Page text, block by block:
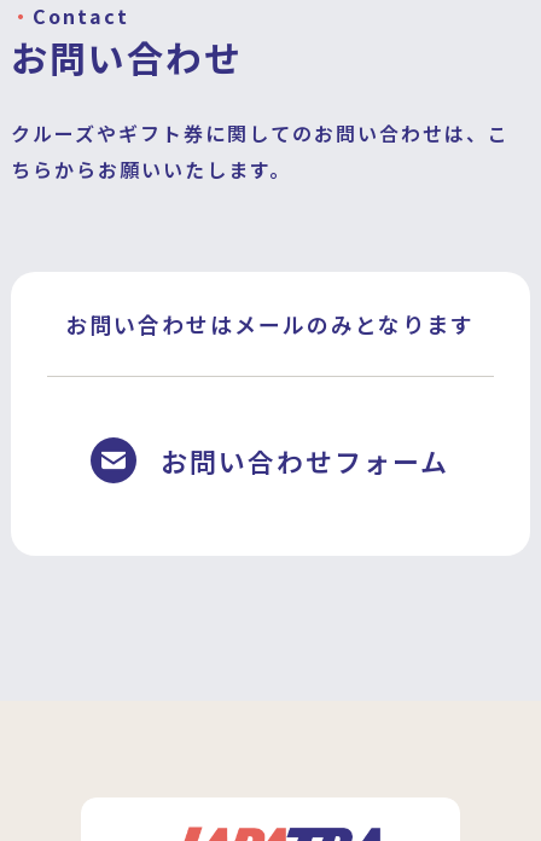
Contact
お問い合わせ
クルーズやギフト券に関してのお問い合わせは、こ
ちらからお願いいたします。
お問い合わせはメールのみとなります
お問い合わせフォーム